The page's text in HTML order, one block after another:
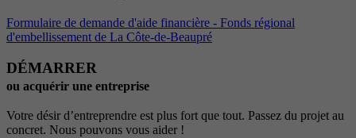
Formulaire de demande d'aide financière - Fonds régional
d'embellissement de La Côte-de-Beaupré
DÉMARRER
ou acquérir une entreprise
Votre désir d’entreprendre est plus fort que tout. Passez du projet au
concret. Nous pouvons vous aider !